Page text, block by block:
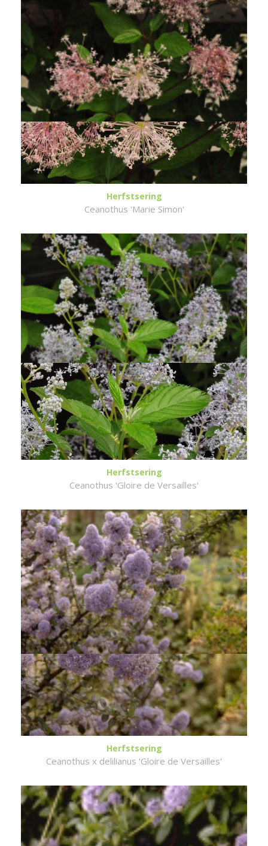
Herfstsering
Ceanothus 'Marie Simon'
Herfstsering
Ceanothus 'Gloire de Versailles'
Herfstsering
Ceanothus x delilianus 'Gloire de Versailles'